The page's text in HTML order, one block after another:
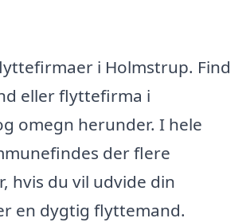
i Holmstrup. Find
eller flyttefirma i
omegn herunder. I hele
der flere
hvis du vil udvide din
en dygtig flyttemand.